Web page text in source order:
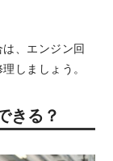
、エンジン回
しましょう。
きる？